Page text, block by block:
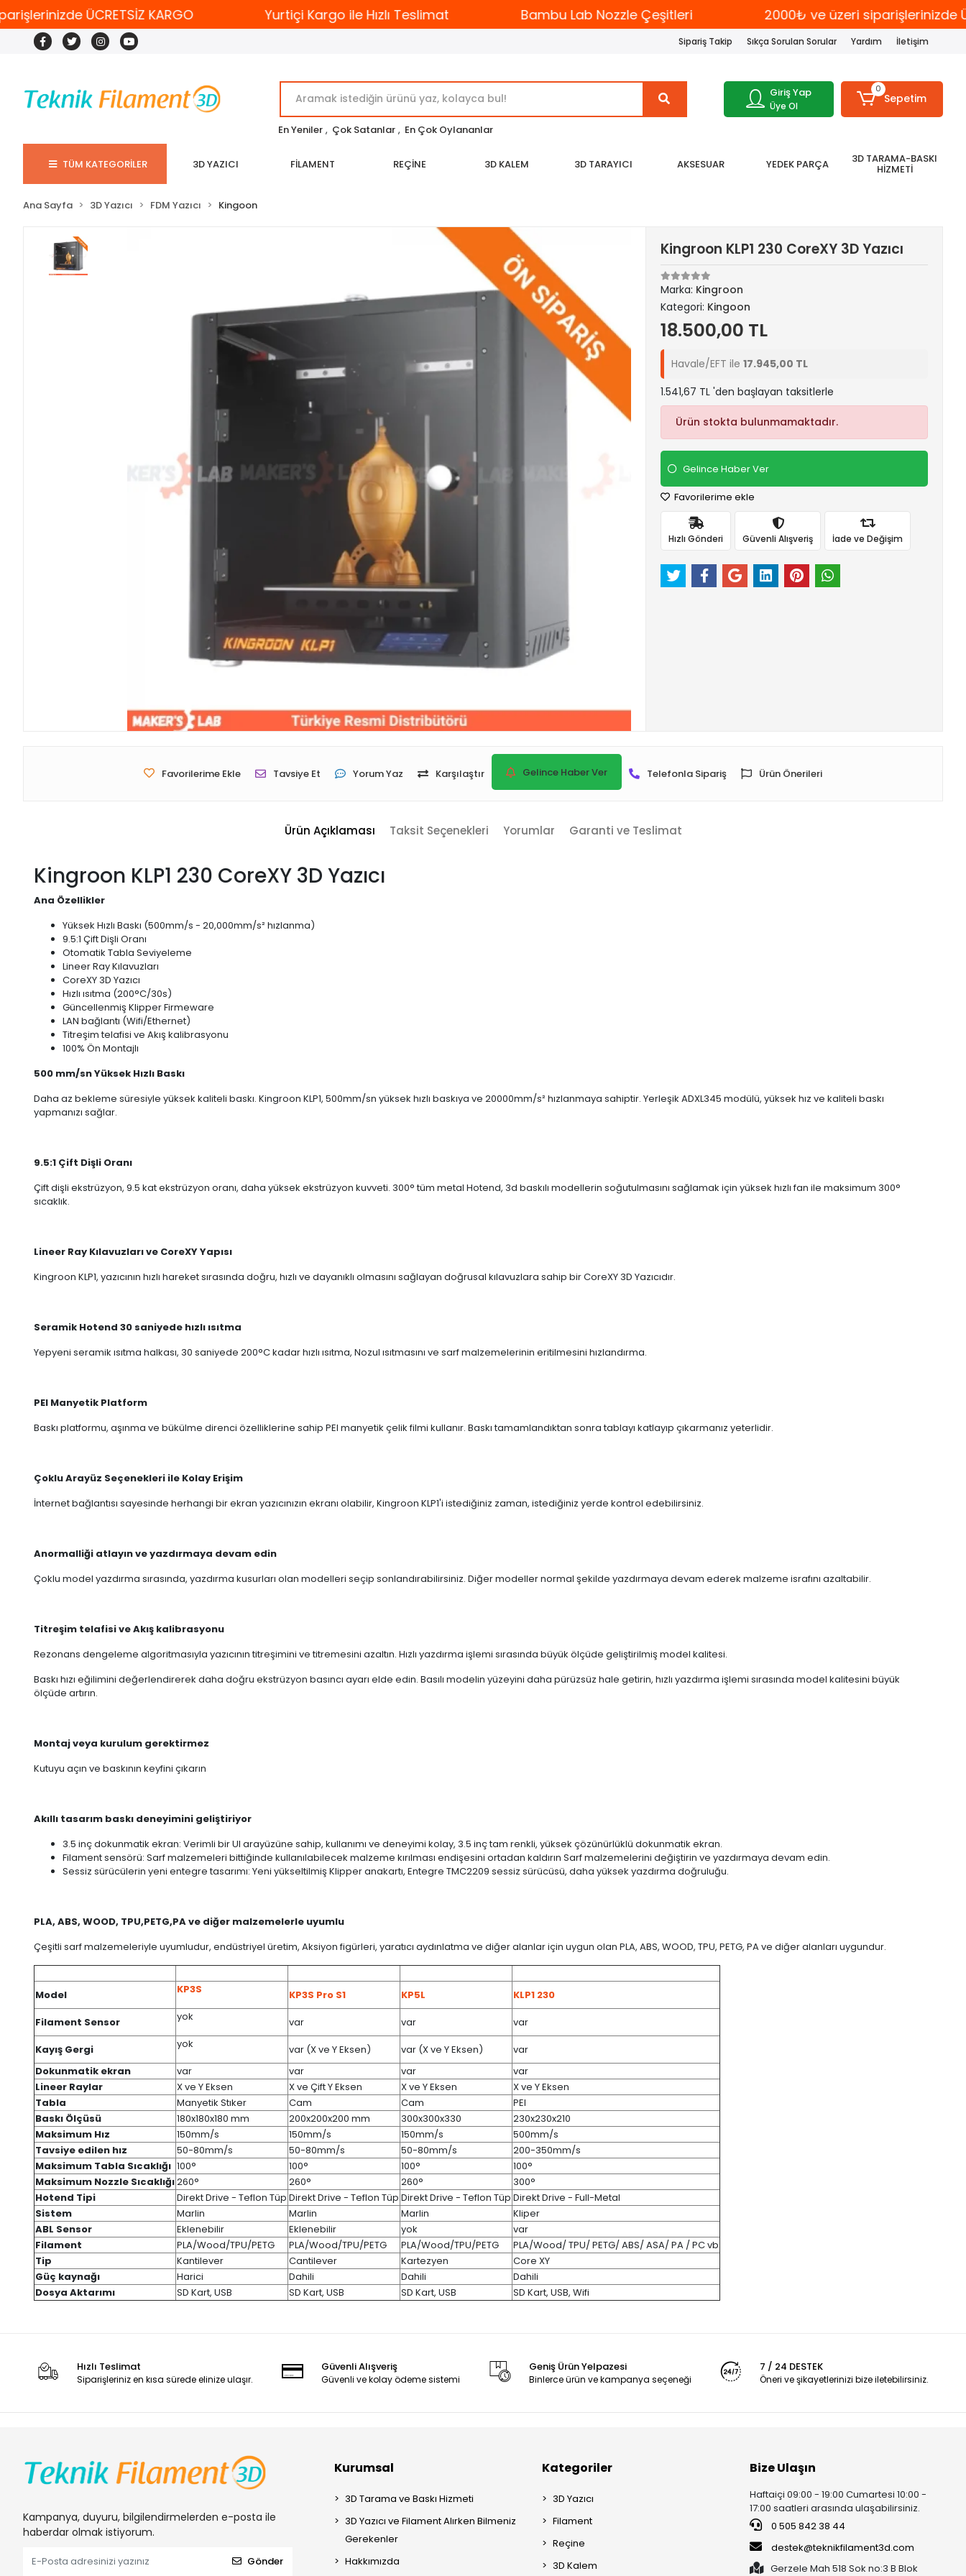
ÜCRETSİZ KARGO Yurtiçi Kargo ile Hızlı Teslimat Bambu Lab Nozzle Çeşitleri 2000₺ ve üzeri siparişlerinizde
Sipariş Takip Sıkça Sorulan Sorular Yardım İletişim
En Yeniler , Çok Satanlar , En Çok Oylananlar
Giriş Yap
Üye Ol
0
Sepetim
TÜM KATEGORİLER 3D YAZICI FİLAMENT REÇİNE 3D KALEM 3D TARAYICI AKSESUAR YEDEK PARÇA 3D TARAMA-BASKI
HİZMETİ
Ana Sayfa 3D Yazıcı FDM Yazıcı Kingoon
Kingroon KLP1 230 CoreXY 3D Yazıcı
Marka: Kingroon
Kategori: Kingoon
18.500,00 TL
Havale/EFT ile17.945,00 TL
1.541,67 TL 'den başlayan taksitlerle
Ürün stokta bulunmamaktadır.
Gelince Haber Ver
Favorilerime ekle
Hızlı Gönderi Güvenli Alışveriş İade ve Değişim
Favorilerime Ekle Tavsiye Et Yorum Yaz Karşılaştır Gelince Haber Ver Telefonla Sipariş Ürün Önerileri
Ürün Açıklaması Taksit Seçenekleri Yorumlar Garanti ve Teslimat
Kingroon KLP1 230 CoreXY 3D Yazıcı
Ana Özellikler
Yüksek Hızlı Baskı (500mm/s - 20,000mm/s² hızlanma)
9.5:1 Çift Dişli Oranı
Otomatik Tabla Seviyeleme
Lineer Ray Kılavuzları
CoreXY 3D Yazıcı
Hızlı ısıtma (200°C/30s)
Güncellenmiş Klipper Firmeware
LAN bağlantı (Wifi/Ethernet)
Titreşim telafisi ve Akış kalibrasyonu
100% Ön Montajlı
500 mm/sn Yüksek Hızlı Baskı
Daha az bekleme süresiyle yüksek kaliteli baskı. Kingroon KLP1, 500mm/sn yüksek hızlı baskıya ve 20000mm/s² hızlanmaya sahiptir. Yerleşik ADXL345 modülü, yüksek hız ve kaliteli baskı
yapmanızı sağlar.
9.5:1 Çift Dişli Oranı
Çift dişli ekstrüzyon, 9.5 kat ekstrüzyon oranı, daha yüksek ekstrüzyon kuvveti. 300° tüm metal Hotend, 3d baskılı modellerin soğutulmasını sağlamak için yüksek hızlı fan ile maksimum 300°
sıcaklık.
Lineer Ray Kılavuzları ve CoreXY Yapısı
Kingroon KLP1, yazıcının hızlı hareket sırasında doğru, hızlı ve dayanıklı olmasını sağlayan doğrusal kılavuzlara sahip bir CoreXY 3D Yazıcıdır.
Seramik Hotend 30 saniyede hızlı ısıtma
Yepyeni seramik ısıtma halkası, 30 saniyede 200°C kadar hızlı ısıtma, Nozul ısıtmasını ve sarf malzemelerinin eritilmesini hızlandırma.
PEI Manyetik Platform
Baskı platformu, aşınma ve bükülme direnci özelliklerine sahip PEI manyetik çelik filmi kullanır. Baskı tamamlandıktan sonra tablayı katlayıp çıkarmanız yeterlidir.
Çoklu Arayüz Seçenekleri ile Kolay Erişim
İnternet bağlantısı sayesinde herhangi bir ekran yazıcınızın ekranı olabilir, Kingroon KLP1'i istediğiniz zaman, istediğiniz yerde kontrol edebilirsiniz.
Anormalliği atlayın ve yazdırmaya devam edin
Çoklu model yazdırma sırasında, yazdırma kusurları olan modelleri seçip sonlandırabilirsiniz. Diğer modeller normal şekilde yazdırmaya devam ederek malzeme israfını azaltabilir.
Titreşim telafisi ve Akış kalibrasyonu
Rezonans dengeleme algoritmasıyla yazıcının titreşimini ve titremesini azaltın. Hızlı yazdırma işlemi sırasında büyük ölçüde geliştirilmiş model kalitesi.
Baskı hızı eğilimini değerlendirerek daha doğru ekstrüzyon basıncı ayarı elde edin. Basılı modelin yüzeyini daha pürüzsüz hale getirin, hızlı yazdırma işlemi sırasında model kalitesini büyük
ölçüde artırın.
Montaj veya kurulum gerektirmez
Kutuyu açın ve baskının keyfini çıkarın
Akıllı tasarım baskı deneyimini geliştiriyor
3.5 inç dokunmatik ekran: Verimli bir Ul arayüzüne sahip, kullanımı ve deneyimi kolay, 3.5 inç tam renkli, yüksek çözünürlüklü dokunmatik ekran.
Filament sensörü: Sarf malzemeleri bittiğinde kullanılabilecek malzeme kırılması endişesini ortadan kaldırın Sarf malzemelerini değiştirin ve yazdırmaya devam edin.
Sessiz sürücülerin yeni entegre tasarımı: Yeni yükseltilmiş Klipper anakartı, Entegre TMC2209 sessiz sürücüsü, daha yüksek yazdırma doğruluğu.
PLA, ABS, WOOD, TPU,PETG,PA ve diğer malzemelerle uyumlu
Çeşitli sarf malzemeleriyle uyumludur, endüstriyel üretim, Aksiyon figürleri, yaratıcı aydınlatma ve diğer alanlar için uygun olan PLA, ABS, WOOD, TPU, PETG, PA ve diğer alanları uygundur.
Model KP3S KP3S Pro S1 KP5L
KLP1 230
Filament Sensor
yok var var
var
Kayış Gergi
yok var (X ve Y Eksen) var (X ve Y Eksen)
var
Dokunmatik ekran
var var var
var
Lineer Raylar
X ve Y Eksen X ve Çift Y Eksen X ve Y Eksen
X ve Y Eksen
Tabla
Manyetik Stıker Cam Cam
PEI
Baskı Ölçüsü
180x180x180 mm 200x200x200 mm 300x300x330
230x230x210
Maksimum Hız
150mm/s 150mm/s 150mm/s
500mm/s
Tavsiye edilen hız
50-80mm/s 50-80mm/s 50-80mm/s
200-350mm/s
Maksimum Tabla Sıcaklığı 100° 100° 100°
100°
Maksimum Nozzle Sıcaklığı260° 260° 260°
300°
Hotend Tipi
Direkt Drive - Teflon Tüp Direkt Drive - Teflon Tüp Direkt Drive - Teflon Tüp Direkt Drive - Full-Metal
Sistem
Marlin Marlin Marlin
Kliper
ABL Sensor
Eklenebilir Eklenebilir yok
var
Filament
PLA/Wood/TPU/PETG PLA/Wood/TPU/PETG PLA/Wood/TPU/PETG
PLA/Wood/ TPU/ PETG/ ABS/ ASA/ PA / PC vb
Tip
Kantilever Cantilever Kartezyen
Core XY
Güç kaynağı
Harici Dahili Dahili
Dahili
Dosya Aktarımı
SD Kart, USB SD Kart, USB SD Kart, USB SD Kart, USB, Wifi
Hızlı Teslimat
Siparişleriniz en kısa sürede elinize ulaşır.
Güvenli Alışveriş
Güvenli ve kolay ödeme sistemi
Geniş Ürün Yelpazesi
Binlerce ürün ve kampanya seçeneği
7 / 24 DESTEK
Öneri ve şikayetlerinizi bize iletebilirsiniz.
Kampanya, duyuru, bilgilendirmelerden e-posta ile
haberdar olmak istiyorum.
Gönder
Kurumsal
3D Tarama ve Baskı Hizmeti
3D Yazıcı ve Filament Alırken Bilmeniz
Gerekenler
Hakkımızda
Kategoriler
3D Yazıcı
Filament
Reçine
3D Kalem
Bize Ulaşın
Haftaiçi 09:00 - 19:00 Cumartesi 10:00 -
17:00 saatleri arasında ulaşabilirsiniz.
0 505 842 38 44
destek@teknikfilament3d.com
Gerzele Mah 518 Sok no:3 B Blok